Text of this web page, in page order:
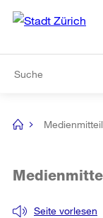
Navigation
[no
Seite vorlesen